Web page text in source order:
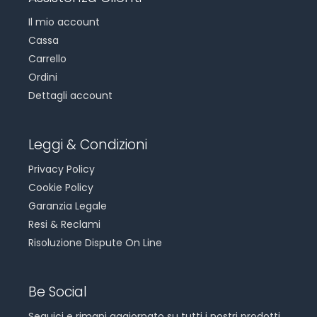
Il mio account
Cassa
Carrello
Ordini
Dettagli account
Leggi & Condizioni
Privacy Policy
Cookie Policy
Garanzia Legale
Resi & Reclami
Risoluzione Dispute On Line
Be Social